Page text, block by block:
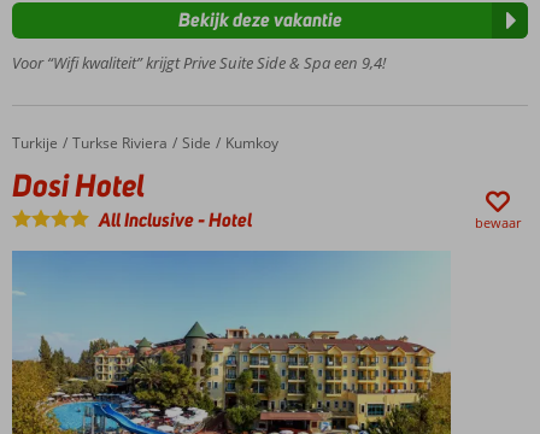
shuttleservice
naar het
slechts 2
het
centrum
Voor “Wifi kwaliteit” krijgt Prive Suite Side & Spa een 9,4!
Bekijk deze vakantie
Home
Turkije Turkse Riviera Side Kumkoy
Dosi Hotel
Dosi Hotel
All Inclusive-Hotel bewaar